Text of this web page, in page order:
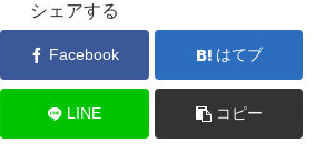
シェアする
Facebook はてブ
LINE コピー